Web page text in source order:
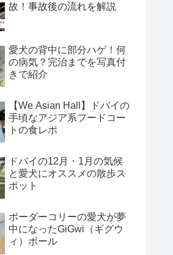
故！事故後の流れを解説
愛犬の背中に部分ハゲ！何
の病気？完治までを写真付
きで紹介
【We Asian Hall】ドバイの
手頃なアジア系フードコー
トの食レポ
ドバイの12月・1月の気候
と愛犬にオススメの散歩ス
ポット
ボーダーコリーの愛犬が夢
中になったGiGwi（ギグウ
ィ）ボール